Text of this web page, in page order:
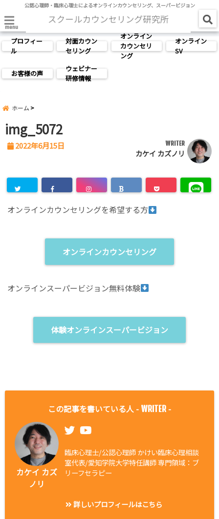
公認心理師・臨床心理士によるオンラインカウンセリング、スーパービジョン
menu
プロフィー
ル
対面カウン
セリング
オンライン
カウンセリ
ング
オンライン
SV
お客様の声
ウェビナー
研修情報
ホーム
img_5072
2022年6月15日 WRITER
カケイ カズノリ
オンラインカウンセリングを希望する方
オンラインカウンセリング
オンラインスーパービジョン無料体験
体験オンラインスーパービジョン
この記事を書いている人 - WRITER -
カケイ カズ
ノリ
臨床心理士/公認心理師 かけい臨床心理相談
室代表/愛知学院大学特任講師 専門領域：ブ
リーフセラピー
詳しいプロフィールはこちら